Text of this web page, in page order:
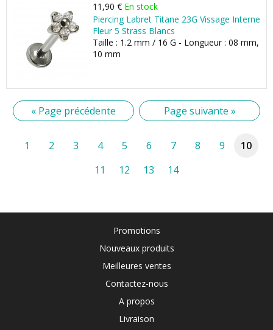
11,90 € En stock
Piercing Labret Titane 23G Vissage Interne
Fleur 5 Strass Blancs
Taille : 1.2 mm / 16 G - Longueur : 08 mm,
10 mm
« Page précédente Page suivante »
1 2 3 4 5 6 7 8 9
10
11
12 13 14
Promotions
Nouveaux produits
Meilleures ventes
Contactez-nous
A propos
Livraison